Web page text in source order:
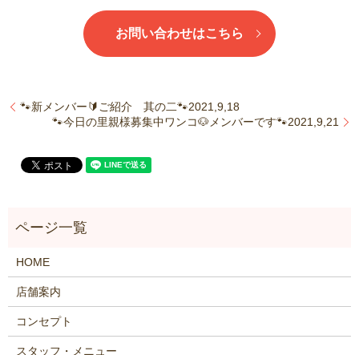
お問い合わせはこちら
🐾新メンバー🔰ご紹介 其の二🐾2021,9,18
🐾今日の里親様募集中ワンコ🐶メンバーです🐾2021,9,21
HOME
店舗案内
コンセプト
スタッフ・メニュー